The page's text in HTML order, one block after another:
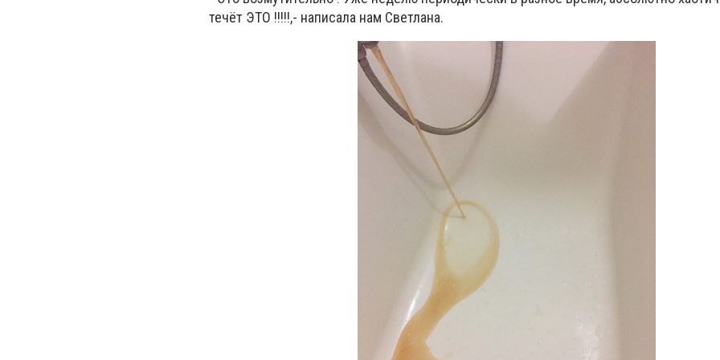
течёт ЭТО !!!!!,- написала нам Светлана.